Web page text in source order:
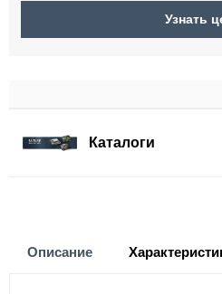
Узнать
Каталоги
Описание